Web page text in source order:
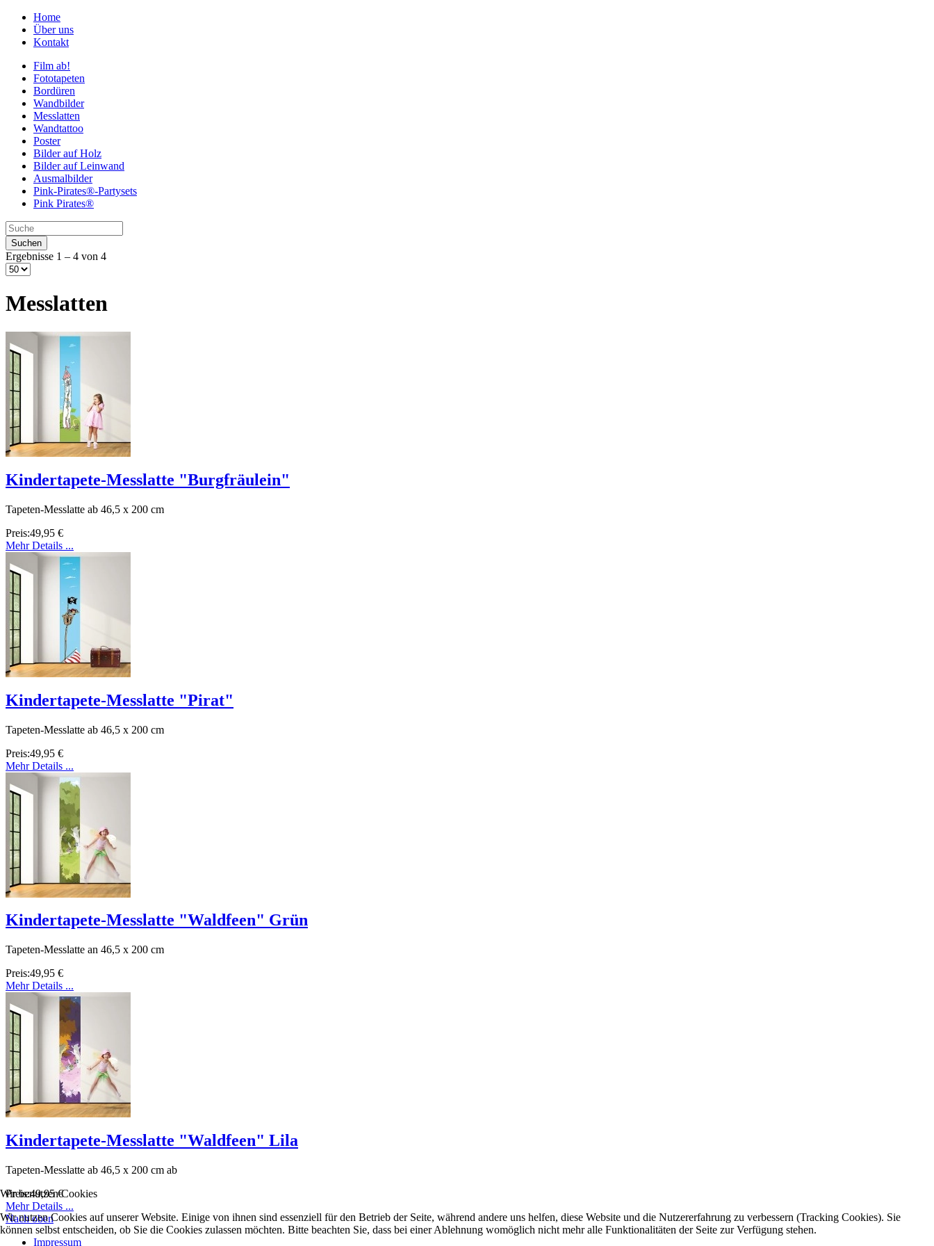
Home
Über uns
Kontakt
Film ab!
Fototapeten
Bordüren
Wandbilder
Messlatten
Wandtattoo
Poster
Bilder auf Holz
Bilder auf Leinwand
Ausmalbilder
Pink-Pirates®-Partysets
Pink Pirates®
Ergebnisse 1 – 4 von 4
Messlatten
Kindertapete-Messlatte "Burgfräulein"
Tapeten-Messlatte ab 46,5 x 200 cm
Preis:49,95 €
Mehr Details ...
Kindertapete-Messlatte "Pirat"
Tapeten-Messlatte ab 46,5 x 200 cm
Preis:49,95 €
Mehr Details ...
Kindertapete-Messlatte "Waldfeen" Grün
Tapeten-Messlatte an 46,5 x 200 cm
Preis:49,95 €
Mehr Details ...
Kindertapete-Messlatte "Waldfeen" Lila
Tapeten-Messlatte ab 46,5 x 200 cm ab
Preis:49,95 €
Mehr Details ...
Nach oben
Impressum
Wir benutzen Cookies
Wir nutzen Cookies auf unserer Website. Einige von ihnen sind essenziell für den Betrieb der Seite, während andere uns helfen, diese Website und die Nutzererfahrung zu verbessern (Tracking Cookies). Sie
können selbst entscheiden, ob Sie die Cookies zulassen möchten. Bitte beachten Sie, dass bei einer Ablehnung womöglich nicht mehr alle Funktionalitäten der Seite zur Verfügung stehen.